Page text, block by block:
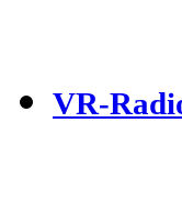
VR-